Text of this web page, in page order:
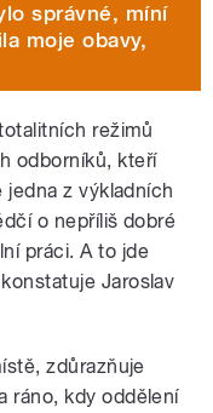
správné, míní
moje obavy,
režimů
odborníků, kteří
z výkladních
o nepříliš dobré
práci. A to jde
Jaroslav
zdůrazňuje
ráno, kdy oddělení